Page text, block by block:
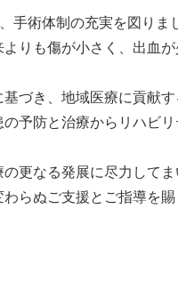
手術体制の充実を図り
りも傷が小さく、出血
づき、地域医療に貢献
予防と治療からリハビ
更なる発展に尽力して
らぬご支援とご指導を賜